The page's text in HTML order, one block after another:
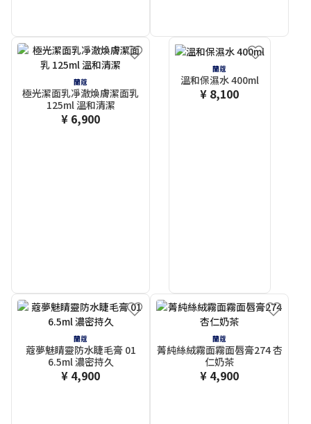
蘭蔻
極光潔面乳凈澈煥膚潔面乳
125ml 溫和清潔
¥ 6,900
蘭蔻
溫和保濕水 400ml
¥ 8,100
蘭蔻
蔻夢魅睛靈防水睫毛膏 01
6.5ml 濃密持久
¥ 4,900
蘭蔻
菁純絲絨霧面霧面唇膏274 杏
仁奶茶
¥ 4,900